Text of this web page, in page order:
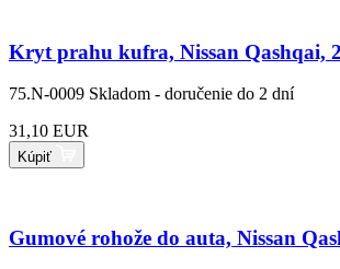
Kryt prahu kufra, Nissan Qashqai,
75.N-0009 Skladom - doručenie do 2 dní
31,10 EUR
Kúpiť
Gumové rohože do auta, Nissan